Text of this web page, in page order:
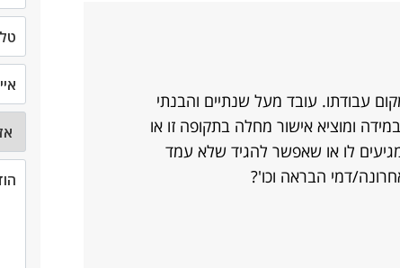
עבודתו. עובד מעל שנתיים והבנתי
ומוציא אישור מחלה בתקופה זו או
לו או שאפשר להגיד שלא עמד
דמי הבראה וכו'?